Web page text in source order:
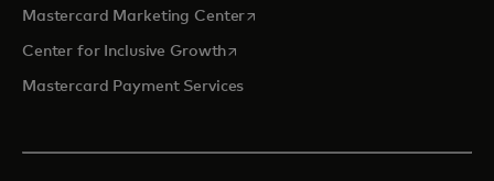
Mastercard Marketing Centeropens in a new tab
Center for Inclusive Growthopens in a new tab
Mastercard Payment Services